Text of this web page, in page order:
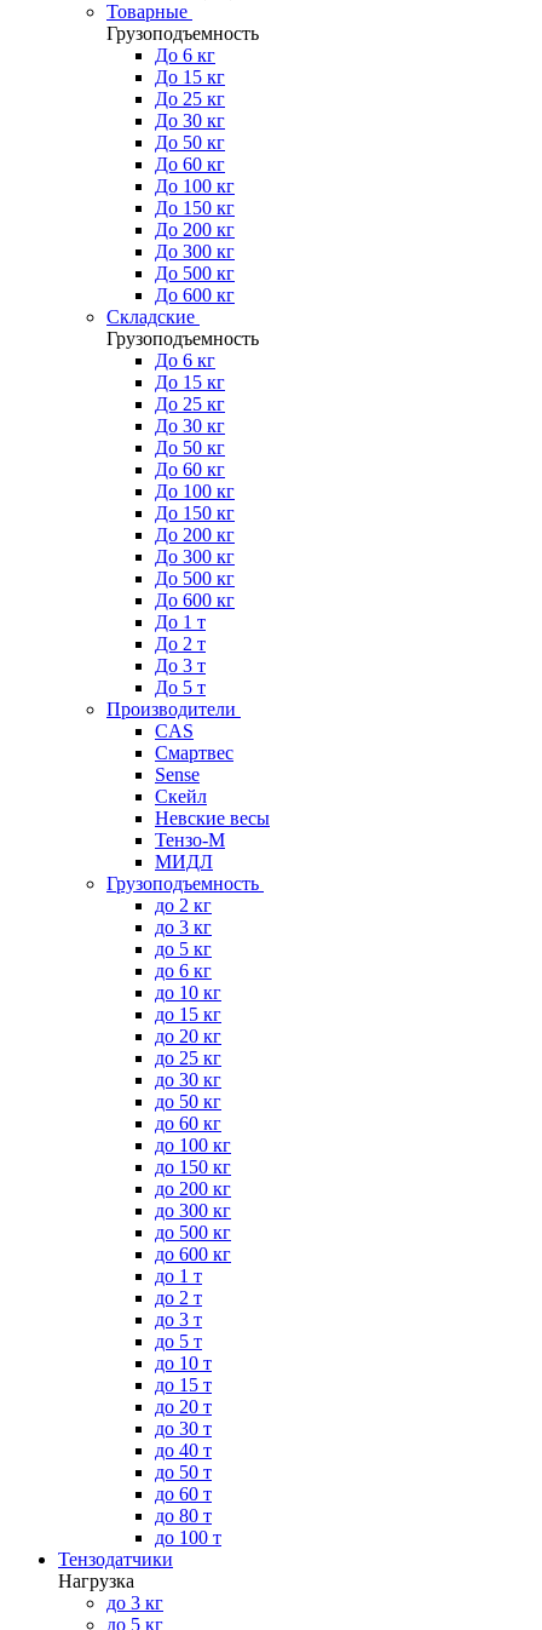
Товарные
Грузоподъемность
До 6 кг
До 15 кг
До 25 кг
До 30 кг
До 50 кг
До 60 кг
До 100 кг
До 150 кг
До 200 кг
До 300 кг
До 500 кг
До 600 кг
Складские
Грузоподъемность
До 6 кг
До 15 кг
До 25 кг
До 30 кг
До 50 кг
До 60 кг
До 100 кг
До 150 кг
До 200 кг
До 300 кг
До 500 кг
До 600 кг
До 1 т
До 2 т
До 3 т
До 5 т
Производители
CAS
Смартвес
Sense
Скейл
Невские весы
Тензо-М
МИДЛ
Грузоподъемность
до 2 кг
до 3 кг
до 5 кг
до 6 кг
до 10 кг
до 15 кг
до 20 кг
до 25 кг
до 30 кг
до 50 кг
до 60 кг
до 100 кг
до 150 кг
до 200 кг
до 300 кг
до 500 кг
до 600 кг
до 1 т
до 2 т
до 3 т
до 5 т
до 10 т
до 15 т
до 20 т
до 30 т
до 40 т
до 50 т
до 60 т
до 80 т
до 100 т
Тензодатчики
Нагрузка
до 3 кг
до 5 кг